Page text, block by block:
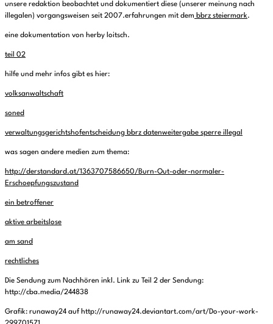
unsere redaktion beobachtet und dokumentiert diese (unserer meinung nach
illegalen) vorgangsweisen seit 2007.erfahrungen mit dem bbrz steiermark.
eine dokumentation von herby loitsch.
teil 02
hilfe und mehr infos gibt es hier:
volksanwaltschaft
soned
verwaltungsgerichtshofentscheidung bbrz datenweitergabe sperre illegal
was sagen andere medien zum thema:
http://derstandard.at/1363707586650/Burn-Out-oder-normaler-
Erschoepfungszustand
ein betroffener
aktive arbeitslose
am sand
rechtliches
Die Sendung zum Nachhören inkl. Link zu Teil 2 der Sendung:
http://cba.media/244838
Grafik: runaway24 auf http://runaway24.deviantart.com/art/Do-your-work-